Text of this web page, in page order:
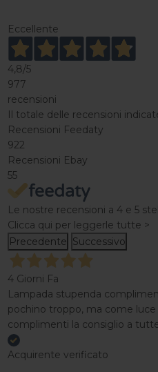
Eccellente
4,8/5
977
recensioni
Il totale delle recensioni
Recensioni Feedaty
922
Recensioni Ebay
55
Le nostre recensioni a 4 e 5
Clicca qui per leggerle tutte >
Precedente Successivo
4 Giorni Fa
Lampada stupenda
pochino troppo, ma come
complimenti la consiglio a
Acquirente verificato